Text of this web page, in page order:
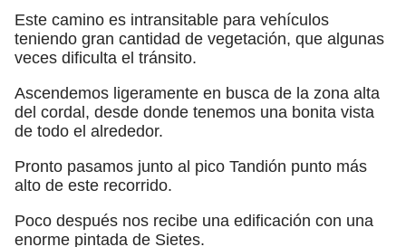
Este camino es intransitable para vehículos
teniendo gran cantidad de vegetación, que algunas
veces dificulta el tránsito.
Ascendemos ligeramente en busca de la zona alta
del cordal, desde donde tenemos una bonita vista
de todo el alrededor.
Pronto pasamos junto al pico Tandión punto más
alto de este recorrido.
Poco después nos recibe una edificación con una
enorme pintada de Sietes.